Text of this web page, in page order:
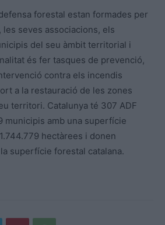
forestal estan formades per
seves associacions, els
del seu àmbit territorial i
és fer tasques de prevenció,
contra els incendis
a la restauració de les zones
territori. Catalunya té 307 ADF
municipis amb una superfície
hectàrees i donen
superfície forestal catalana.